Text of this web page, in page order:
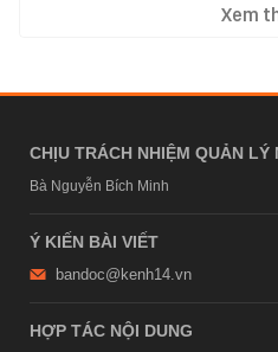
Xem
CHỊU TRÁCH NHIỆM QUẢN LÝ
Bà Nguyễn Bích Minh
Ý KIẾN BÀI VIẾT
bandoc@kenh14.vn
HỢP TÁC NỘI DUNG